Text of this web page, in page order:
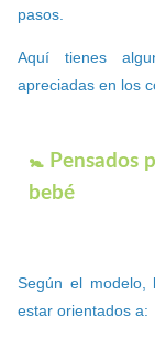
pasos.
Aquí tienes
apreciadas en los
🚼 Pensados
bebé
Según el modelo,
estar orientados a: